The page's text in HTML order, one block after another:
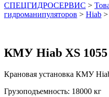
СПЕЦГИДРОСЕРВИС >
гидроманипуляторов > Hiab >
КМУ Hiab XS 1055
Крановая установка КМУ
Грузоподъемность: 18000 кг